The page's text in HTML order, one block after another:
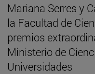
Mariana Serres y
la Facultad de
premios
Ministerio de
Universidades